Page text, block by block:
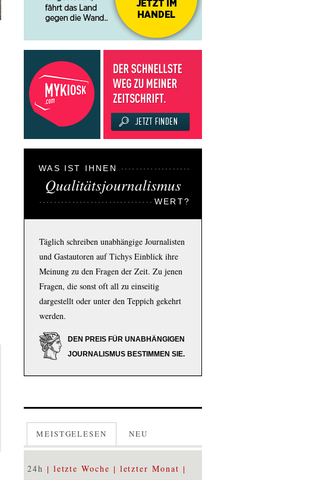
WAS IST IHNEN
Qualitätsjournalismus
WERT?
Täglich schreiben unabhängige Journalisten
und Gastautoren auf Tichys Einblick ihre
Meinung zu den Fragen der Zeit. Zu jenen
Fragen, die sonst oft all zu einseitig
dargestellt oder unter den Teppich gekehrt
werden.
DEN PREIS FÜR UNABHÄNGIGEN
JOURNALISMUS BESTIMMEN SIE.
MEISTGELESEN NEU
24h letzte Woche letzter Monat